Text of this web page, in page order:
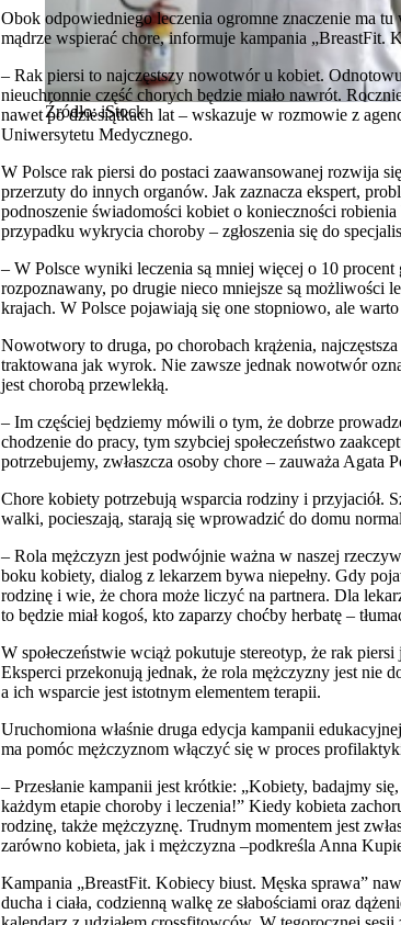
Źródło: iStock
Obok odpowiedniego leczenia ogromne znaczenie ma
mądrze wspierać chore, informuje kampania „BreastFit.
– Rak piersi to najczęstszy nowotwór u kobiet.
nieuchronnie część chorych będzie miało nawrót.
nawet po dziesiątkach lat – wskazuje w rozmowie z
Uniwersytetu Medycznego.
W Polsce rak piersi do postaci zaawansowanej rozwija
przerzuty do innych organów. Jak zaznacza ekspert,
podnoszenie świadomości kobiet o konieczności
przypadku wykrycia choroby – zgłoszenia się do
– W Polsce wyniki leczenia są mniej więcej o 10
rozpoznawany, po drugie nieco mniejsze są możliwości
krajach. W Polsce pojawiają się one stopniowo, ale
Nowotwory to druga, po chorobach krążenia,
traktowana jak wyrok. Nie zawsze jednak nowotwór
jest chorobą przewlekłą.
– Im częściej będziemy mówili o tym, że dobrze
chodzenie do pracy, tym szybciej społeczeństwo
potrzebujemy, zwłaszcza osoby chore – zauważa
Chore kobiety potrzebują wsparcia rodziny i przyjaciół.
walki, pocieszają, starają się wprowadzić do domu
– Rola mężczyzn jest podwójnie ważna w naszej
boku kobiety, dialog z lekarzem bywa niepełny. Gdy
rodzinę i wie, że chora może liczyć na partnera. Dla
to będzie miał kogoś, kto zaparzy choćby herbatę –
W społeczeństwie wciąż pokutuje stereotyp, że rak
Eksperci przekonują jednak, że rola mężczyzny jest nie
a ich wsparcie jest istotnym elementem terapii.
Uruchomiona właśnie druga edycja kampanii
ma pomóc mężczyznom włączyć się w proces
– Przesłanie kampanii jest krótkie: „Kobiety, badajmy
każdym etapie choroby i leczenia!” Kiedy kobieta
rodzinę, także mężczyznę. Trudnym momentem jest
zarówno kobieta, jak i mężczyzna –podkreśla Anna
Kampania „BreastFit. Kobiecy biust. Męska sprawa”
ducha i ciała, codzienną walkę ze słabościami oraz